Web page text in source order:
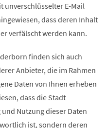
E-Mail
dass deren Inhalt
verfälscht werden kann.
finden sich auch
Anbieter, die im Rahmen
Daten von Ihnen erheben
dass die Stadt
Nutzung dieser Daten
ist, sondern deren